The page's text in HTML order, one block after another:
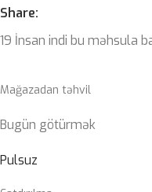
Share:
19 İnsan indi bu məhsula
Mağazadan təhvil
Bugün götürmək
Pulsuz